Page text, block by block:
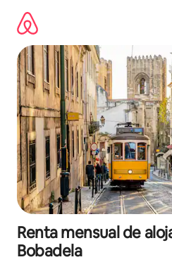
contenido
Renta mensual de
Bobadela